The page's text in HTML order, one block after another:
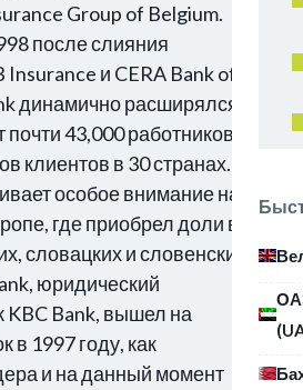
Group of Belgium.
после слияния
и CERA Bank of
динамично расширялся в
43,000 работников,
клиентов в 30 странах.
особое внимание на
где приобрел доли в
словацких и словенских
юридический
KBC Bank, вышел на
в 1997 году, как
и на данный момент